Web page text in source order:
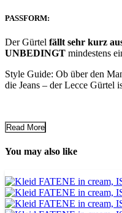
PASSFORM:
Der Gürtel fällt sehr kurz
UNBEDINGT mindestens
Style Guide: Ob über den
die Jeans – der Lecce Gürtel
Read More
You may also like